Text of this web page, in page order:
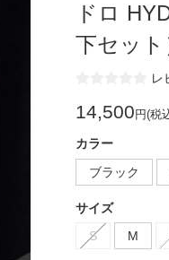
ドロ
下セット
レ
14,500 円(税
カラー
ブラック
サイズ
S
M